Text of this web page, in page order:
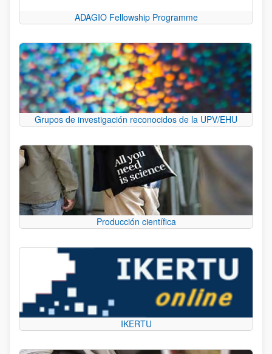
ADAGIO Fellowship Programme
Grupos de investigación reconocidos de la UPV/EHU
Producción científica
IKERTU